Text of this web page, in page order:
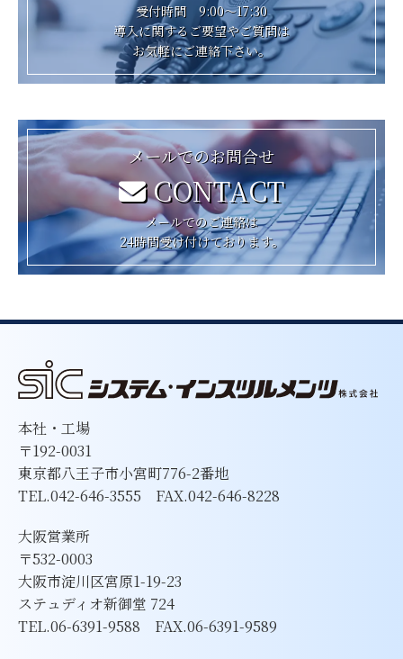
受付時間 9:00～17:30
導入に関するご要望やご質問は
お気軽にご連絡下さい。
メールでのお問合せ
CONTACT
メールでのご連絡は
24時間受け付けております。
本社・工場
〒192-0031
東京都八王子市小宮町776-2番地
TEL.042-646-3555 FAX.042-646-8228
大阪営業所
〒532-0003
大阪市淀川区宮原1-19-23
ステュディオ新御堂 724
TEL.06-6391-9588 FAX.06-6391-9589